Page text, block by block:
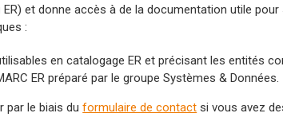
et donne accès à de la documentation utile pour
:
en catalogage ER et précisant les entités
ER préparé par le groupe Systèmes & Données.
par le biais duformulaire de contact si vous avez